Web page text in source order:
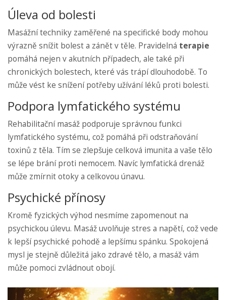
Úleva od bolesti
Masážní techniky zaměřené na specifické body mohou
výrazně snížit bolest a zánět v těle. Pravidelná terapie
pomáhá nejen v akutních případech, ale také při
chronických bolestech, které vás trápí dlouhodobě. To
může vést ke snížení potřeby užívání léků proti bolesti.
Podpora lymfatického systému
Rehabilitační masáž podporuje správnou funkci
lymfatického systému, což pomáhá při odstraňování
toxinů z těla. Tím se zlepšuje celková imunita a vaše tělo
se lépe brání proti nemocem. Navíc lymfatická drenáž
může zmírnit otoky a celkovou únavu.
Psychické přínosy
Kromě fyzických výhod nesmíme zapomenout na
psychickou úlevu. Masáž uvolňuje stres a napětí, což vede
k lepší psychické pohodě a lepšímu spánku. Spokojená
mysl je stejně důležitá jako zdravé tělo, a masáž vám
může pomoci zvládnout obojí.